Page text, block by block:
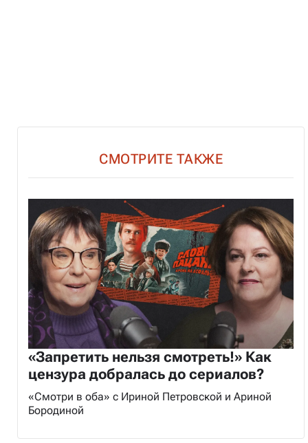
СМОТРИТЕ ТАКЖЕ
«Запретить нельзя смотреть!» Как
цензура добралась до сериалов?
«Смотри в оба» с Ириной Петровской и Ариной
Бородиной